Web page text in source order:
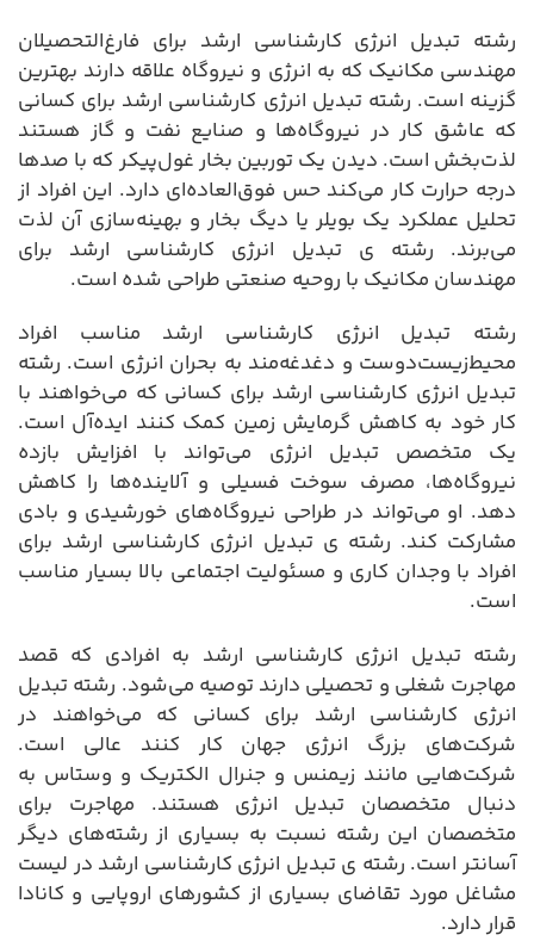
رشته تبدیل انرژی کارشناسی ارشد برای فارغ‌التحصیلان
مهندسی مکانیک که به انرژی و نیروگاه علاقه دارند بهترین
گزینه است. رشته تبدیل انرژی کارشناسی ارشد برای کسانی
که عاشق کار در نیروگاه‌ها و صنایع نفت و گاز هستند
لذت‌بخش است. دیدن یک توربین بخار غول‌پیکر که با صدها
درجه حرارت کار می‌کند حس فوق‌العاده‌ای دارد. این افراد از
تحلیل عملکرد یک بویلر یا دیگ بخار و بهینه‌سازی آن لذت
می‌برند. رشته ی تبدیل انرژی کارشناسی ارشد برای
مهندسان مکانیک با روحیه صنعتی طراحی شده است.
رشته تبدیل انرژی کارشناسی ارشد مناسب افراد
محیط‌زیست‌دوست و دغدغه‌مند به بحران انرژی است. رشته
تبدیل انرژی کارشناسی ارشد برای کسانی که می‌خواهند با
کار خود به کاهش گرمایش زمین کمک کنند ایده‌آل است.
یک متخصص تبدیل انرژی می‌تواند با افزایش بازده
نیروگاه‌ها، مصرف سوخت فسیلی و آلاینده‌ها را کاهش
دهد. او می‌تواند در طراحی نیروگاه‌های خورشیدی و بادی
مشارکت کند. رشته ی تبدیل انرژی کارشناسی ارشد برای
افراد با وجدان کاری و مسئولیت اجتماعی بالا بسیار مناسب
است.
رشته تبدیل انرژی کارشناسی ارشد به افرادی که قصد
مهاجرت شغلی و تحصیلی دارند توصیه می‌شود. رشته تبدیل
انرژی کارشناسی ارشد برای کسانی که می‌خواهند در
شرکت‌های بزرگ انرژی جهان کار کنند عالی است.
شرکت‌هایی مانند زیمنس و جنرال الکتریک و وستاس به
دنبال متخصصان تبدیل انرژی هستند. مهاجرت برای
متخصصان این رشته نسبت به بسیاری از رشته‌های دیگر
آسانتر است. رشته ی تبدیل انرژی کارشناسی ارشد در لیست
مشاغل مورد تقاضای بسیاری از کشورهای اروپایی و کانادا
قرار دارد.